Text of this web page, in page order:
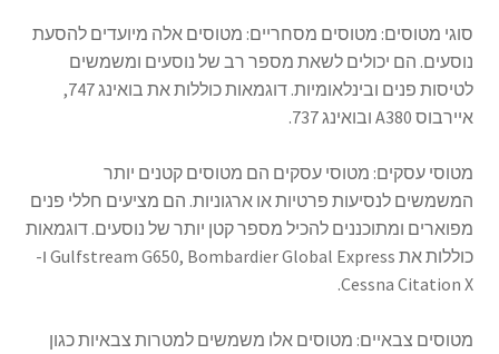
סוגי מטוסים: מטוסים מסחריים: מטוסים אלה מיועדים להסעת
נוסעים. הם יכולים לשאת מספר רב של נוסעים ומשמשים
לטיסות פנים ובינלאומיות. דוגמאות כוללות את בואינג 747,
איירבוס A380 ובואינג 737.
מטוסי עסקים: מטוסי עסקים הם מטוסים קטנים יותר
המשמשים לנסיעות פרטיות או ארגוניות. הם מציעים חללי פנים
מפוארים ומתוכננים להכיל מספר קטן יותר של נוסעים. דוגמאות
כוללות את Gulfstream G650, Bombardier Global Express ו-
Cessna Citation X.
מטוסים צבאיים: מטוסים אלו משמשים למטרות צבאיות כגון